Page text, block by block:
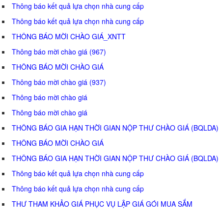
Thông báo kết quả lựa chọn nhà cung cấp
Thông báo kết quả lựa chọn nhà cung cấp
THÔNG BÁO MỜI CHÀO GIÁ_XNTT
Thông báo mời chào giá (967)
THÔNG BÁO MỜI CHÀO GIÁ
Thông báo mời chào giá (937)
Thông báo mời chào giá
Thông báo mời chào giá
THÔNG BÁO GIA HẠN THỜI GIAN NỘP THƯ CHÀO GIÁ (BQLDA)
THÔNG BÁO MỜI CHÀO GIÁ
THÔNG BÁO GIA HẠN THỜI GIAN NỘP THƯ CHÀO GIÁ (BQLDA)
Thông báo kết quả lựa chọn nhà cung cấp
Thông báo kết quả lựa chọn nhà cung cấp
THƯ THAM KHẢO GIÁ PHỤC VỤ LẬP GIÁ GÓI MUA SẮM